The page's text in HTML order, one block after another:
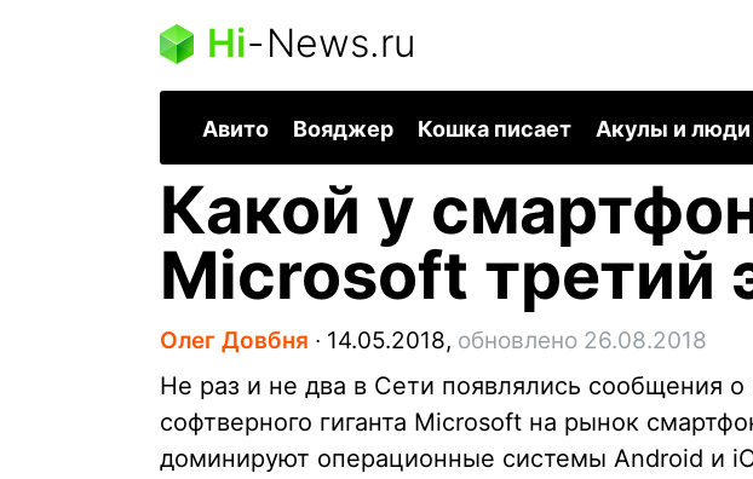
Hi-News.ru
Авито Вояджер Кошка писает Акулы и люди
Какой у
Microsoft третий
Олег Довбня ∙ 14.05.2018, обновлено 26.08.2018
Не раз и не два в Сети появлялись сообщения
софтверного гиганта Microsoft на рынок
доминируют операционные системы Android и